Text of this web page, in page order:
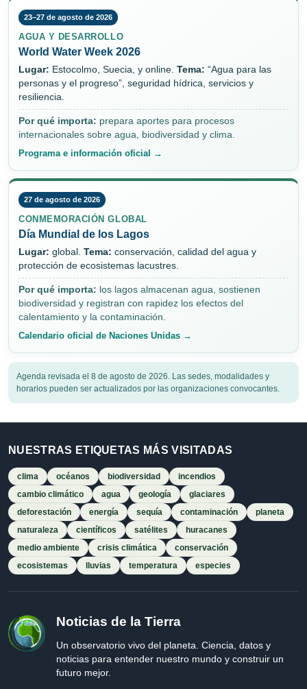
23–27 de agosto de 2026
AGUA Y DESARROLLO
World Water Week 2026
Lugar: Estocolmo, Suecia, y online. Tema: “Agua para las
personas y el progreso”, seguridad hídrica, servicios y
resiliencia.
Por qué importa: prepara aportes para procesos
internacionales sobre agua, biodiversidad y clima.
Programa e información oficial →
27 de agosto de 2026
CONMEMORACIÓN GLOBAL
Día Mundial de los Lagos
Lugar: global. Tema: conservación, calidad del agua y
protección de ecosistemas lacustres.
Por qué importa: los lagos almacenan agua, sostienen
biodiversidad y registran con rapidez los efectos del
calentamiento y la contaminación.
Calendario oficial de Naciones Unidas →
Agenda revisada el 8 de agosto de 2026. Las sedes, modalidades y
horarios pueden ser actualizados por las organizaciones convocantes.
NUESTRAS ETIQUETAS MÁS VISITADAS
clima océanos biodiversidad
incendios
cambio climático
agua geología
glaciares
deforestación
energía sequía contaminación
planeta
naturaleza
científicos satélites
huracanes
medio ambiente
crisis climática
conservación
ecosistemas
lluvias temperatura especies
Noticias de la Tierra
Un observatorio vivo del planeta. Ciencia, datos y
noticias para entender nuestro mundo y construir un
futuro mejor.